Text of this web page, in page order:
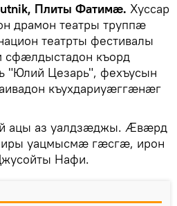
Плиты Фатимӕ. Хуссар
драмон театры труппӕ
театрты фестивалы
къорд
"Юлий Цезарь", фехъусын
къухдариуӕггӕнӕг
ацы аз уалдзӕджы. Ӕвӕрд
уацмысмӕ гӕсгӕ, ирон
Нафи.